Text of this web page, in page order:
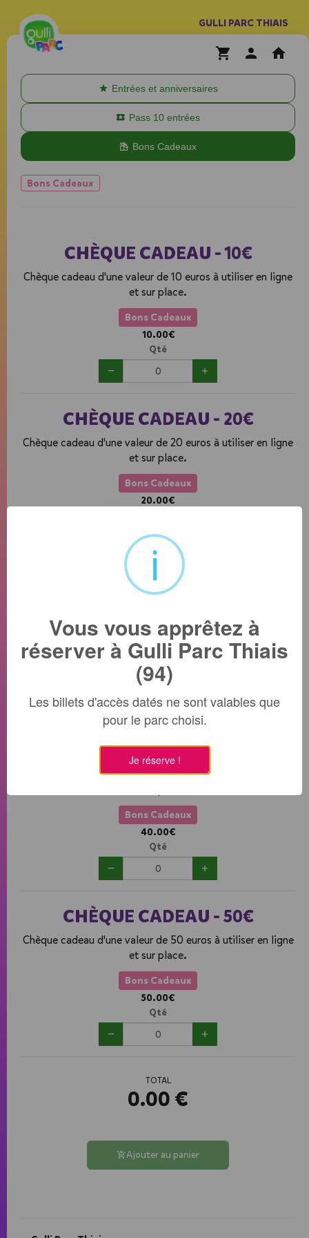
GULLI PARC THIAIS
Entrées et anniversaires
Pass 10 entrées
Bons Cadeaux
Bons Cadeaux
CHÈQUE CADEAU - 10€
Chèque cadeau d'une valeur de 10 euros à utiliser en ligne
et sur place.
Bons Cadeaux
10.00€
Qté
CHÈQUE CADEAU - 20€
Chèque cadeau d'une valeur de 20 euros à utiliser en ligne
et sur place.
Bons Cadeaux
20.00€
CHÈQUE CADEAU - 30€
et sur place.
Bons Cadeaux
30.00€
Qté
CHÈQUE CADEAU - 40€
Chèque cadeau d'une valeur de 40 euros à utiliser en ligne
Bons Cadeaux
40.00€
Qté
CHÈQUE CADEAU - 50€
Chèque cadeau d'une valeur de 50 euros à utiliser en ligne
et sur place.
Bons Cadeaux
50.00€
Qté
TOTAL
0.00 €
Ajouter au panier
i
Vous vous apprêtez à
réserver à Gulli Parc Thiais
(94)
Les billets d'accès datés ne sont valables que
pour le parc choisi.
Je réserve !